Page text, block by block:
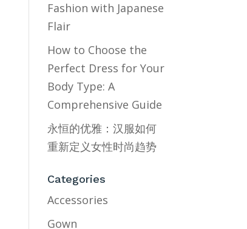
Fashion with Japanese
Flair
How to Choose the
Perfect Dress for Your
Body Type: A
Comprehensive Guide
永恒的优雅：汉服如何
重新定义女性时尚趋势
Categories
Accessories
Gown